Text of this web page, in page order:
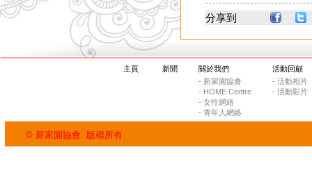
分享到
主頁 新聞
關於我們
- 新家園協會
- HOME Centre
- 女性網絡
- 青年人網絡
活動回顧
- 活動相片
- 活動影片
© 新家園協會. 版權所有